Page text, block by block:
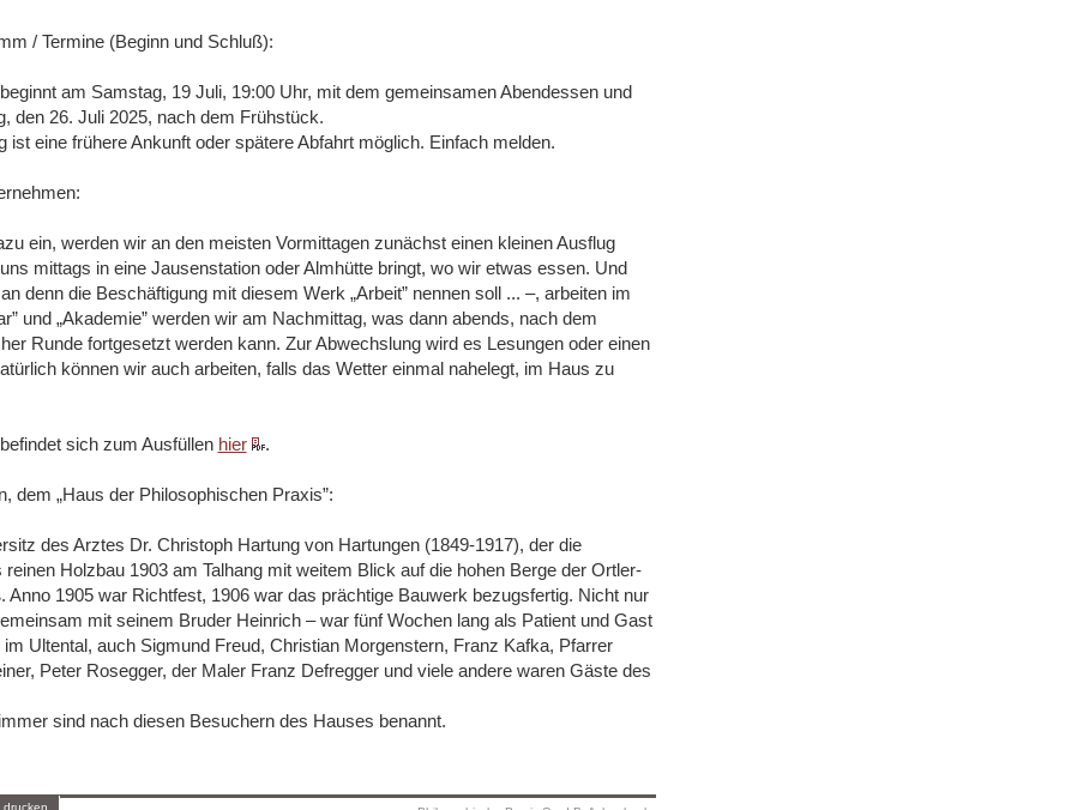
/ Termine (Beginn und Schluß):
am Samstag, 19 Juli, 19:00 Uhr, mit dem gemeinsamen Abendessen und
den 26. Juli 2025, nach dem Frühstück.
ist eine frühere Ankunft oder spätere Abfahrt möglich. Einfach melden.
ein, werden wir an den meisten Vormittagen zunächst einen kleinen Ausflug
mittags in eine Jausenstation oder Almhütte bringt, wo wir etwas essen. Und
denn die Beschäftigung mit diesem Werk „Arbeit” nennen soll ... ‒, arbeiten im
und „Akademie” werden wir am Nachmittag, was dann abends, nach dem
Runde fortgesetzt werden kann. Zur Abwechslung wird es Lesungen oder einen
können wir auch arbeiten, falls das Wetter einmal nahelegt, im Haus zu
sich zum Ausfüllen hier .
dem „Haus der Philosophischen Praxis”:
des Arztes Dr. Christoph Hartung von Hartungen (1849-1917), der die
reinen Holzbau 1903 am Talhang mit weitem Blick auf die hohen Berge der Ortler-
Anno 1905 war Richtfest, 1906 war das prächtige Bauwerk bezugsfertig. Nicht nur
mit seinem Bruder Heinrich – war fünf Wochen lang als Patient und Gast
Ultental, auch Sigmund Freud, Christian Morgenstern, Franz Kafka, Pfarrer
Peter Rosegger, der Maler Franz Defregger und viele andere waren Gäste des
sind nach diesen Besuchern des Hauses benannt.
drucken